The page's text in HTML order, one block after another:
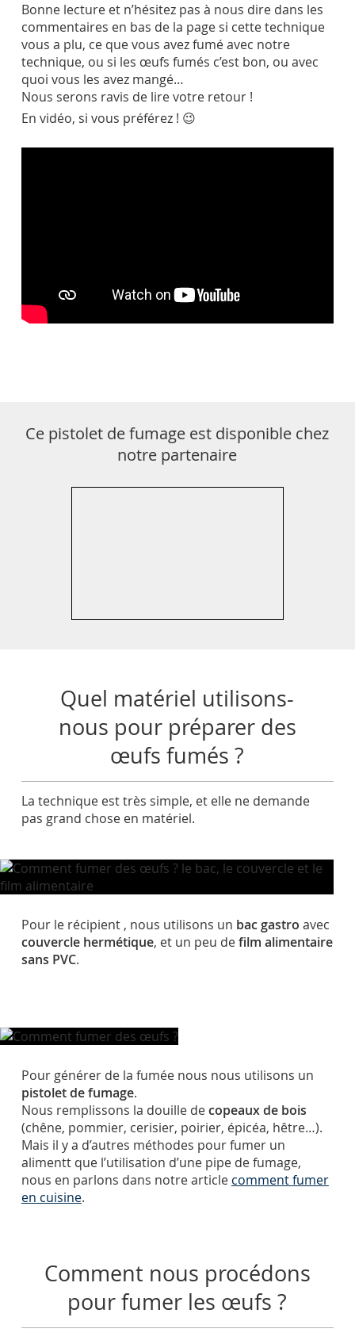
Bonne lecture et n’hésitez pas à nous dire dans les
commentaires en bas de la page si cette technique
vous a plu, ce que vous avez fumé avec notre
technique, ou si les œufs fumés c’est bon, ou avec
quoi vous les avez mangé…
Nous serons ravis de lire votre retour !
En vidéo, si vous préférez ! 😉
Ce pistolet de fumage est disponible chez
notre partenaire
Quel matériel utilisons-
nous pour préparer des
œufs fumés ?
La technique est très simple, et elle ne demande
pas grand chose en matériel.
Pour le récipient , nous utilisons un bac gastro avec
couvercle hermétique, et un peu defilm alimentaire
sans PVC.
Pour générer de la fumée nous nous utilisons un
pistolet de fumage.
Nous remplissons la douille decopeaux de bois
(chêne, pommier, cerisier, poirier, épicéa, hêtre…).
Mais il y a d’autres méthodes pour fumer un
alimentt que l’utilisation d’une pipe de fumage,
nous en parlons dans notre article comment fumer
en cuisine.
Comment nous procédons
pour fumer les œufs ?